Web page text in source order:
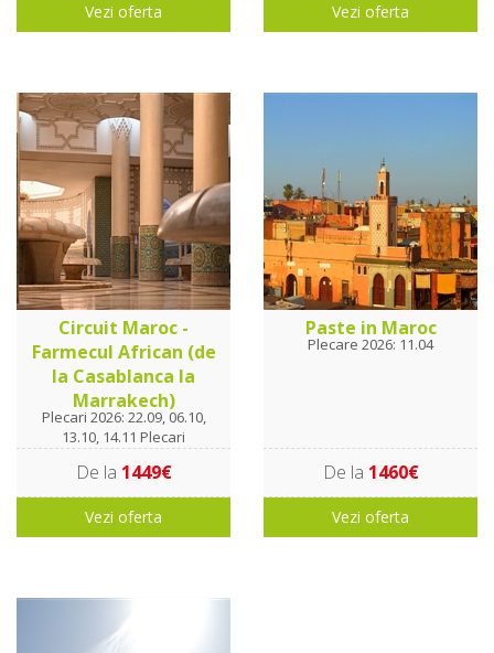
Vezi oferta Vezi oferta
Circuit Maroc -
Farmecul African (de
la Casablanca la
Marrakech)
Plecari 2026: 22.09, 06.10,
13.10, 14.11 Plecari
De la 1449€
Vezi oferta
Paste in Maroc
Plecare 2026: 11.04
De la 1460€
Vezi oferta